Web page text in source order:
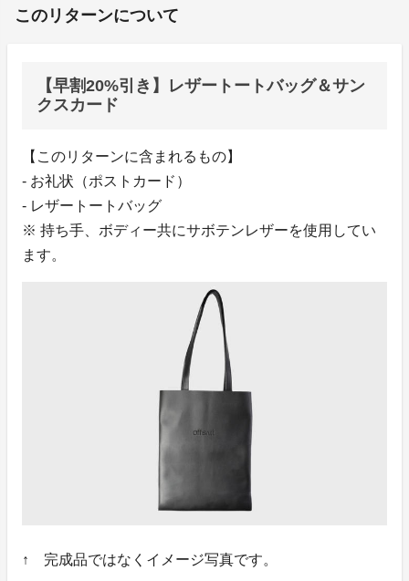
このリターンについて
【早割20%引き】レザートートバッグ＆サン
クスカード
【このリターンに含まれるもの】
- お礼状（ポストカード）
- レザートートバッグ
※ 持ち手、ボディー共にサボテンレザーを使用してい
ます。
↑ 完成品ではなくイメージ写真です。